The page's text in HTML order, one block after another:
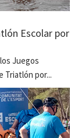
Escolar por
Juegos
Triatlón por...